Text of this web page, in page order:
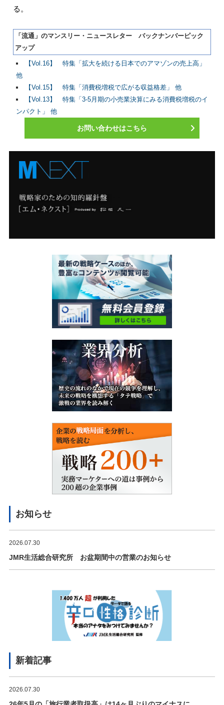
る。
「流通」のマンスリー・ニュースレター バックナンバーピック
アップ
【Vol.16】 特集「拡大を続ける日本でのアマゾンの売上高」
他
【Vol.15】 特集「消費税増税で広がる収益格差」 他
【Vol.13】 特集「3-5月期の小売業決算にみる消費税増税のイ
ンパクト」 他
お問い合わせはこちら
お知らせ
2026.07.30
JMR生活総合研究所 お盆期間中の営業のお知らせ
新着記事
2026.07.30